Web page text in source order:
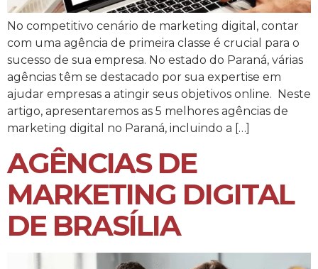
No competitivo cenário de marketing digital, contar
com uma agência de primeira classe é crucial para o
sucesso de sua empresa. No estado do Paraná, várias
agências têm se destacado por sua expertise em
ajudar empresas a atingir seus objetivos online. Neste
artigo, apresentaremos as 5 melhores agências de
marketing digital no Paraná, incluindo a […]
AGÊNCIAS DE
MARKETING DIGITAL
DE BRASÍLIA